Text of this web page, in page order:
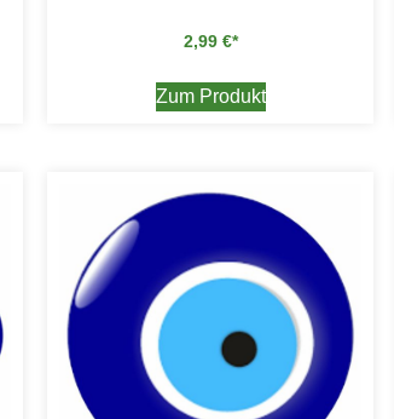
2,99 €
Zum Produkt